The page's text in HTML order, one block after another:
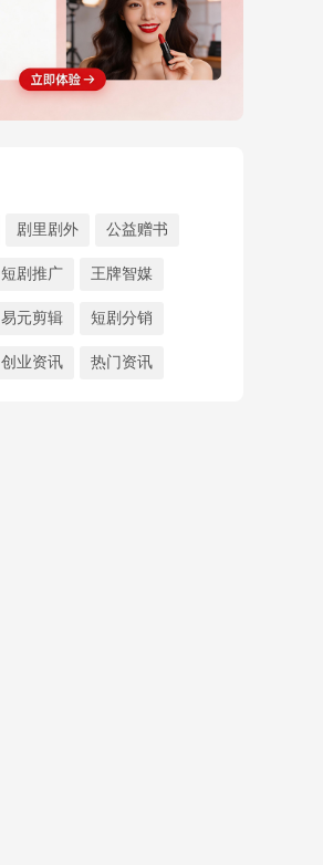
剧里剧外 公益赠书
短剧推广 王牌智媒
易元剪辑 短剧分销
创业资讯 热门资讯